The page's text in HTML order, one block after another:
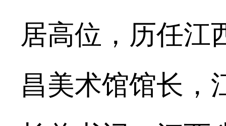
居高位，历任江
昌美术馆馆长，